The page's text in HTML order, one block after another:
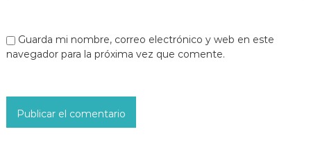
Guarda mi nombre, correo electrónico y web en este
navegador para la próxima vez que comente.